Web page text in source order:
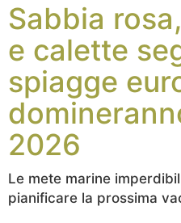
Sabbia
e calette
spiagge
2026
Le mete marine
pianificare la prossima